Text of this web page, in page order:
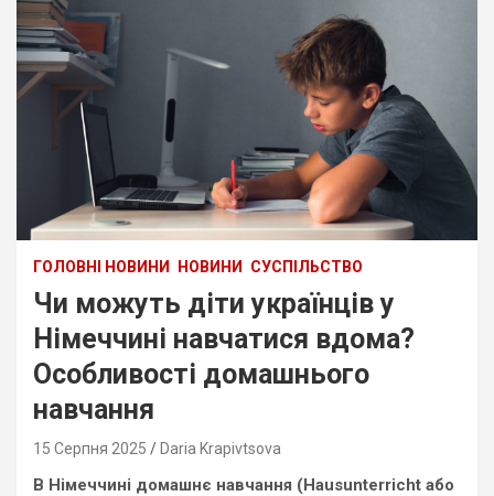
ГОЛОВНІ НОВИНИ НОВИНИ СУСПІЛЬСТВО
Чи можуть діти українців у
Німеччині навчатися вдома?
Особливості домашнього
навчання
15 Серпня 2025 Daria Krapivtsova
В Німеччині домашнє навчання (Hausunterricht або